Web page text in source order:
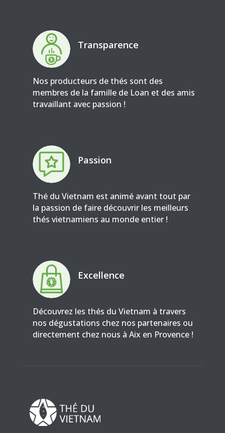
Transparence
Nos producteurs de thés sont des
membres de la famille de Loan et des amis
travaillant avec passion !
Passion
Thé du Vietnam est animé avant tout par
la passion de faire découvrir les meilleurs
thés vietnamiens au monde entier !
Excellence
Découvrez les thés du Vietnam à travers
nos dégustations chez nos partenaires ou
directement chez nous à Aix en Provence !